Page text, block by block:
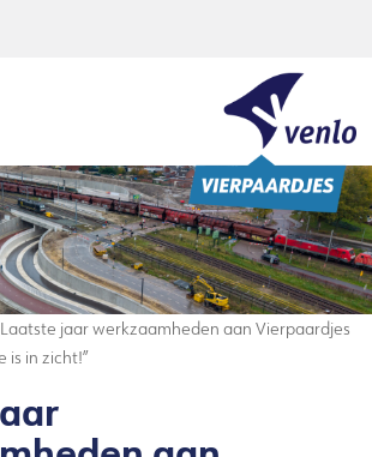
Laatste jaar werkzaamheden aan Vierpaardjes
is in zicht!”